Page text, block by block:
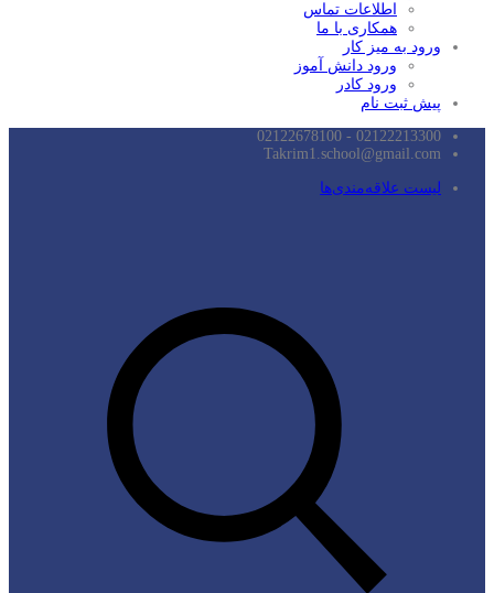
اطلاعات تماس
همکاری با ما
ورود به میز کار
ورود دانش آموز
ورود کادر
پیش ثبت نام
02122213300 - 02122678100
Takrim1.school@gmail.com
لیست علاقه‌مندی‌ها